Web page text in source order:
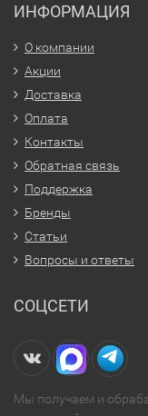
ИНФОРМАЦИЯ
О компании
Акции
Доставка
Оплата
Контакты
Обратная связь
Поддержка
Бренды
Статьи
Вопросы и ответы
СОЦСЕТИ
Мы получаем и